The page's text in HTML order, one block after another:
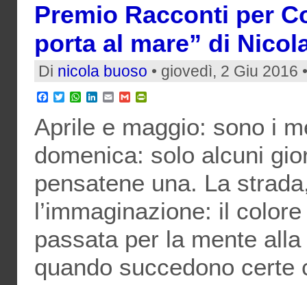
Premio Racconti per
porta al mare” di
Di nicola buoso • giovedì, 2 Giu 2016
Facebook
TwitterWhatsApp
LinkedIn
EmailGmail
Aprile e maggio: sono i
domenica: solo alcuni
pensatene una. La
l’immaginazione: il
passata per la mente
quando succedono certe